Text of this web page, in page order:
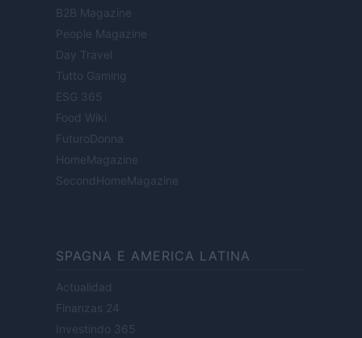
B2B Magazine
People Magazine
Day Travel
Tutto Gaming
ESG 365
Food Wiki
FuturoDonna
HomeMagazine
SecondHomeMagazine
SPAGNA E AMERICA LATINA
Actualidad
Finanzas 24
Investindo 365